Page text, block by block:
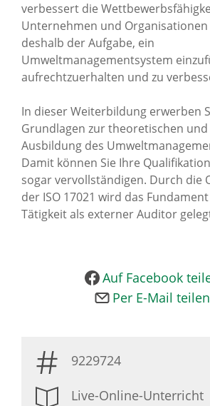
Standorte
Presse
News Archiv
verbessert die
Unternehmen und
deshalb der Aufgabe, ein
Umweltmanagementsystem
aufrechtzuerhalten und zu
In dieser Weiterbildung erwerben
Grundlagen zur theoretischen
Ausbildung des
Damit können Sie Ihre
sogar vervollständigen. Durch die
der ISO 17021 wird das
Tätigkeit als externer Auditor
Auf Facebook
Per E-Mail teilen
9229724
Live-Online-Unterricht